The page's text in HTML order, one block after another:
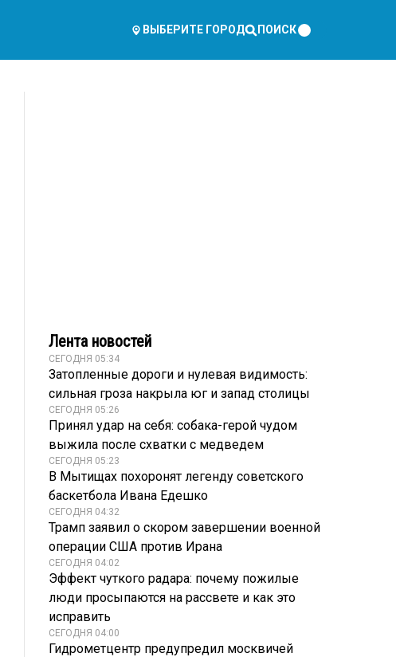
ВЫБЕРИТЕ ГОРОД ПОИСК
Лента новостей
СЕГОДНЯ 05:34
Затопленные дороги и нулевая видимость:
сильная гроза накрыла юг и запад столицы
СЕГОДНЯ 05:26
Принял удар на себя: собака-герой чудом
выжила после схватки с медведем
СЕГОДНЯ 05:23
В Мытищах похоронят легенду советского
баскетбола Ивана Едешко
СЕГОДНЯ 04:32
Трамп заявил о скором завершении военной
операции США против Ирана
СЕГОДНЯ 04:02
Эффект чуткого радара: почему пожилые
люди просыпаются на рассвете и как это
исправить
СЕГОДНЯ 04:00
Гидрометцентр предупредил москвичей